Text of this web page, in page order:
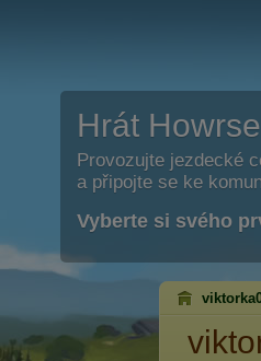
Hrát Howrse
Provozujte jezdecké
a připojte se ke
Vyberte si svého